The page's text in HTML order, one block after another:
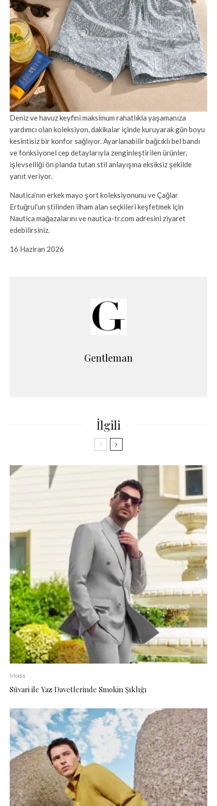
Deniz ve havuz keyfini maksimum rahatlıkla yaşamanıza
yardımcı olan koleksiyon, dakikalar içinde kuruyarak gün boyu
kesintisiz bir konfor sağlıyor. Ayarlanabilir bağcıklı bel bandı
ve fonksiyonel cep detaylarıyla zenginleştirilen ürünler,
işlevselliği ön planda tutan stil anlayışına eksiksiz şekilde
yanıt veriyor.
Nautica’nın erkek mayo şort koleksiyonunu ve Çağlar
Ertuğrul’un stilinden ilham alan seçkileri keşfetmek için
Nautica mağazalarını ve nautica-tr.com adresini ziyaret
edebilirsiniz.
16 Haziran 2026
Gentleman
İlgili
Moda
Süvari ile Yaz Davetlerinde Smokin Şıklığı